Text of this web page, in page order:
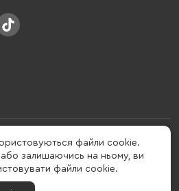
активно розвивається у сфері смарт
Бренд заснований в 2013 році. Gelius
бренд, це стиль життя, який об'єднує в
новації і практичність.
файли cookie.
залишаючись на ньому, ви
файли cookie.